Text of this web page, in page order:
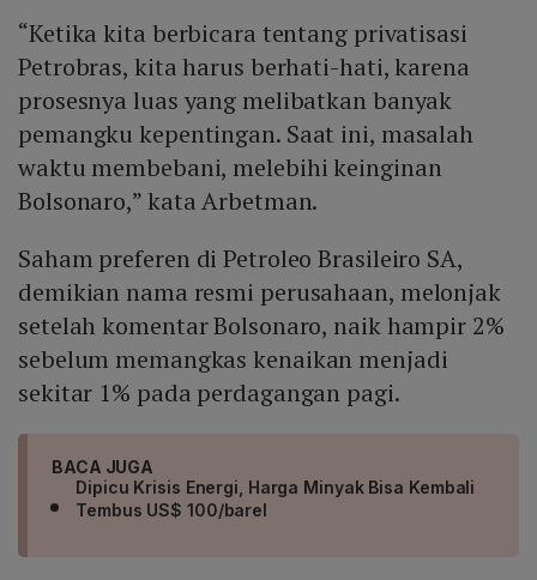
“Ketika kita berbicara tentang privatisasi
Petrobras, kita harus berhati-hati, karena
prosesnya luas yang melibatkan banyak
pemangku kepentingan. Saat ini, masalah
waktu membebani, melebihi keinginan
Bolsonaro,” kata Arbetman.
Saham preferen di Petroleo Brasileiro SA,
demikian nama resmi perusahaan, melonjak
setelah komentar Bolsonaro, naik hampir 2%
sebelum memangkas kenaikan menjadi
sekitar 1% pada perdagangan pagi.
BACA JUGA
Dipicu Krisis Energi, Harga Minyak Bisa Kembali
Tembus US$ 100/barel